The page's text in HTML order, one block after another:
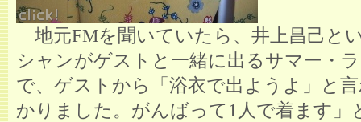
地元FMを聞いていたら、井上昌己と
シャンがゲストと一緒に出るサマー・
で、ゲストから「浴衣で出ようよ」と
かりました。がんばって1人で着ます」